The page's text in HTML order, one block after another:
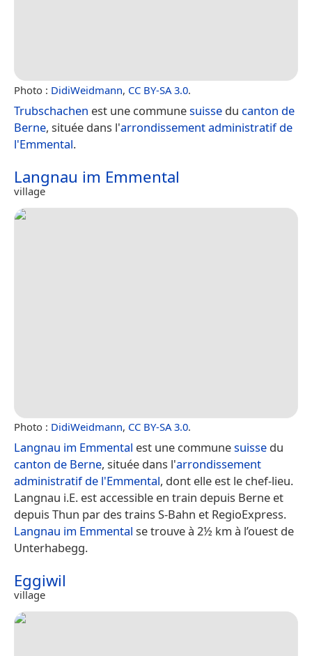
Photo : DidiWeidmann, CC BY-SA 3.0.
Trubschachen est une communesuisse du canton de
Berne, située dans l'arrondissement administratif de
l'Emmental.
Langnau im Emmental
village
Photo : DidiWeidmann, CC BY-SA 3.0.
Langnau im Emmental est une communesuisse du
canton de Berne, située dans l'arrondissement
administratif de l'Emmental, dont elle est le chef-lieu.
Langnau i.E. est accessible en train depuis Berne et
depuis Thun par des trains S-Bahn et RegioExpress.
Langnau im Emmental se trouve à 2½ km à l’ouest de
Unterhabegg.
Eggiwil
village